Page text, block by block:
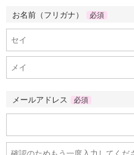
お名前（フリガナ） 必須
メールアドレス 必須